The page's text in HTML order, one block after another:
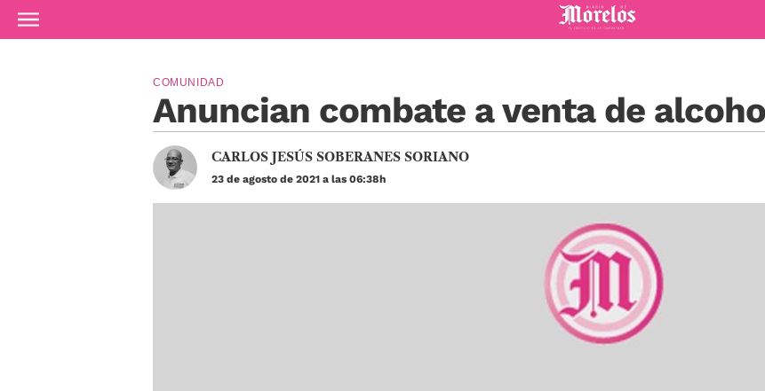
Ir al contenido principal
Diario de Morelos
Anuncian combate a venta de
COMUNIDAD
CARLOS JESÚS SOBERANES SORIANO
23 de agosto de 2021 a las 06:38h